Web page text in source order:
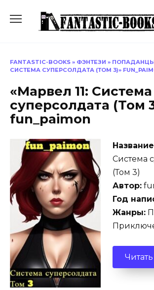
содержанию
FANTASTIC-BOOKS » ФЭНТЕЗИ »
СИСТЕМА СУПЕРСОЛДАТА (ТОМ 3)»
«Марвел 11: Система
суперсолдата (Том
fun_paimon
Система
(Том 3)
Автор:
Год
Жанры: